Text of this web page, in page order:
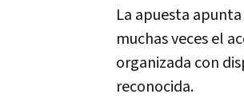
La apuesta
muchas veces el
organizada con
reconocida.